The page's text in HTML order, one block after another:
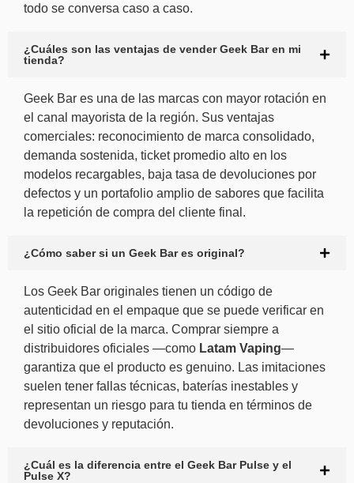
todo se conversa caso a caso.
¿Cuáles son las ventajas de vender Geek Bar en mi
tienda?
Geek Bar es una de las marcas con mayor rotación en
el canal mayorista de la región. Sus ventajas
comerciales: reconocimiento de marca consolidado,
demanda sostenida, ticket promedio alto en los
modelos recargables, baja tasa de devoluciones por
defectos y un portafolio amplio de sabores que facilita
la repetición de compra del cliente final.
¿Cómo saber si un Geek Bar es original?
Los Geek Bar originales tienen un código de
autenticidad en el empaque que se puede verificar en
el sitio oficial de la marca. Comprar siempre a
distribuidores oficiales —como Latam Vaping—
garantiza que el producto es genuino. Las imitaciones
suelen tener fallas técnicas, baterías inestables y
representan un riesgo para tu tienda en términos de
devoluciones y reputación.
¿Cuál es la diferencia entre el Geek Bar Pulse y el
Pulse X?